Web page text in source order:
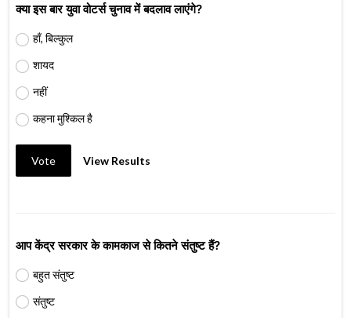
क्या इस बार युवा वोटर्स चुनाव में बदलाव लाएंगे?
हाँ, बिल्कुल
शायद
नहीं
कहना मुश्किल है
Vote View Results
आप केंद्र सरकार के कामकाज से कितने संतुष्ट हैं?
बहुत संतुष्ट
संतुष्ट